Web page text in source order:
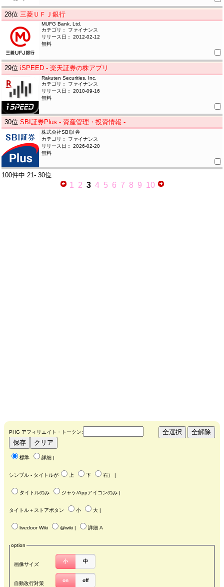
28位 三菱ＵＦＪ銀行
MUFG Bank, Ltd.
カテゴリ： ファイナンス
リリース日： 2012-02-12
無料
29位iSPEED - 楽天証券の株アプリ
Rakuten Securities, Inc.
カテゴリ： ファイナンス
リリース日： 2010-09-16
無料
30位SBI証券Plus - 資産管理・投資情報 -
株式会社SBI証券
カテゴリ： ファイナンス
リリース日： 2026-02-20
無料
100件中 21- 30位
1 2 3 4 5 6 7 8 9 10
PHG アフィリエイト・トークン:
標準 詳細
シンプル - タイトルが 上 下 右） |
タイトルのみ ジャケ/Appアイコンのみ
タイトル＋ストアボタン 小 大
livedoor Wiki @wiki 詳細 A
option
画像サイズ
小 中
自動改行対策
on off